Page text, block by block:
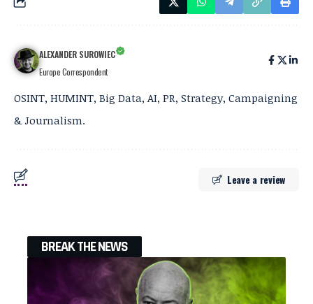
ALEXANDER SUROWIEC
Europe Correspondent
OSINT, HUMINT, Big Data, AI, PR, Strategy, Campaigning
& Journalism.
Leave a review
BREAK THE NEWS